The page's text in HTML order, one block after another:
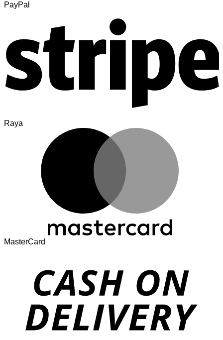
PayPal
Raya
MasterCard